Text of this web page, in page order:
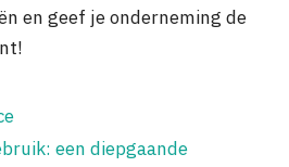
en geef je onderneming de
een diepgaande